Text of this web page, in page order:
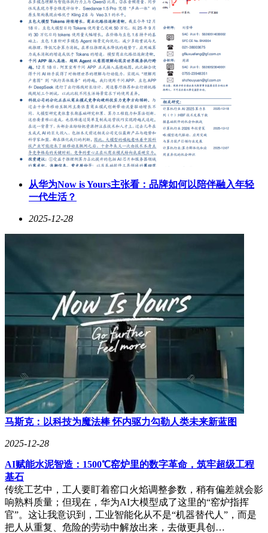
从华为Now is Yours主张看：品牌如何以陪伴融入年轻
一代生活？
2025-12-28
马斯克：以科技为魔法棒 怀内驱力勾勒人类未来新蓝图
2025-12-28
AI赋能水泥智造：1500℃窑炉里的数字革命，筑牢超级工程
基石
传统工艺中，工人要盯着窑口火焰调整参数，稍有偏差就会影
响熟料质量；但现在，华为AI大模型成了这里的“窑炉指挥
官”。这让我意识到，工业智能化从不是“机器替代人”，而是
把人从重复、危险的劳动中解放出来，去做更具创…